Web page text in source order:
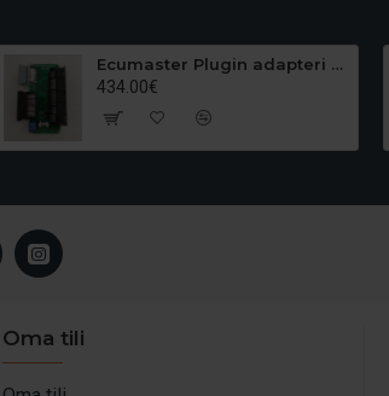
Ecumaster Plugin adapteri BMW M54 MS43 EMU Blackiin, made by EN Motorsport
434.00€
Oma tili